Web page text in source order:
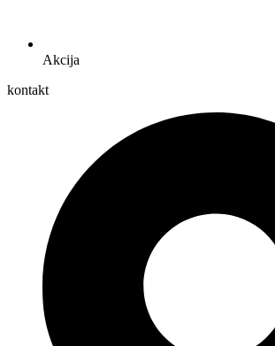
Akcija
kontakt